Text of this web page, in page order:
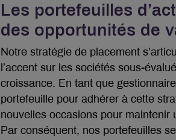
Les portefeuilles
des opportunités de
Notre stratégie de placement
l’accent sur les sociétés sous-
croissance. En tant que
portefeuille pour adhérer à cette
nouvelles occasions pour maintenir
Par conséquent, nos portefeuilles